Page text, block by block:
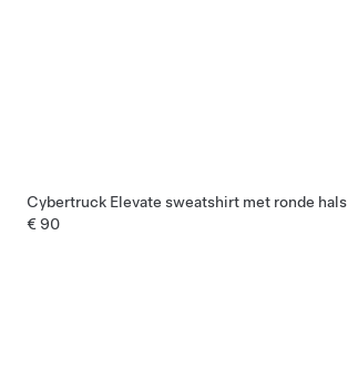
Cybertruck Elevate sweatshirt met ronde hals
€ 90